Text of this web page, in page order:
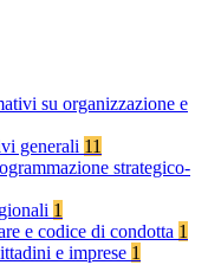
su organizzazione e
generali 11
strategico-
1
e codice di condotta 1
e imprese 1